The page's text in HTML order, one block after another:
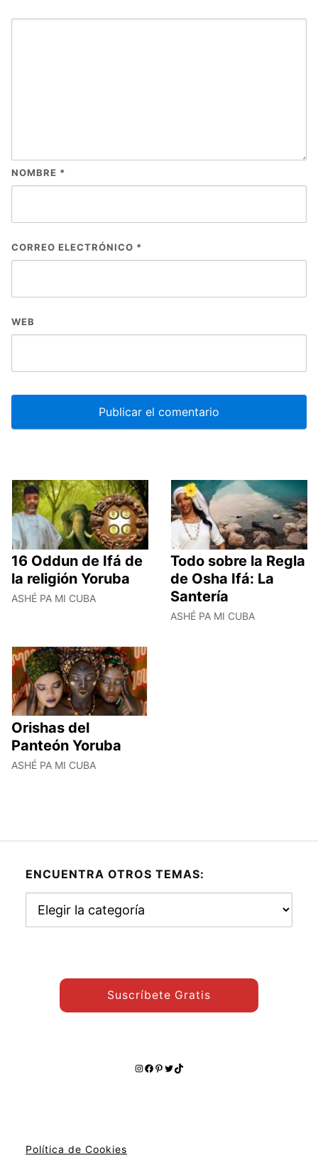
NOMBRE *
CORREO ELECTRÓNICO *
WEB
16 Oddun de Ifá de
la religión Yoruba
ASHÉ PA MI CUBA
Todo sobre la Regla
de Osha Ifá: La
Santería
ASHÉ PA MI CUBA
Orishas del
Panteón Yoruba
ASHÉ PA MI CUBA
ENCUENTRA OTROS TEMAS:
otros
Suscríbete Gratis
Instagram
Facebook
Pinterest
Twitter
TikTok
Política de Cookies